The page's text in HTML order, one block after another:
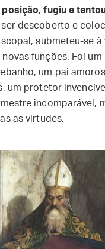
posição, fugiu e
descoberto e
submeteu-se à
novas funções. Foi
um pai
um protetor
incomparável,
as virtudes.